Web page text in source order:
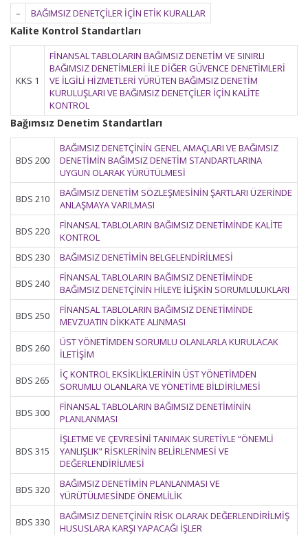
– BAĞIMSIZ DENETÇİLER İÇİN ETİK KURALLAR
Kalite Kontrol Standartları
KKS 1
FİNANSAL TABLOLARIN BAĞIMSIZ DENETİM VE SINIRLI
BAĞIMSIZ DENETİMLERİ İLE DİĞER GÜVENCE DENETİMLERİ
VE İLGİLİ HİZMETLERİ YÜRÜTEN BAĞIMSIZ DENETİM
KURULUŞLARI VE BAĞIMSIZ DENETÇİLER İÇİN KALİTE
KONTROL
Bağımsız Denetim Standartları
BDS 200
BAĞIMSIZ DENETÇİNİN GENEL AMAÇLARI VE BAĞIMSIZ
DENETİMİN BAĞIMSIZ DENETİM STANDARTLARINA
UYGUN OLARAK YÜRÜTÜLMESİ
BDS 210
BAĞIMSIZ DENETİM SÖZLEŞMESİNİN ŞARTLARI ÜZERİNDE
ANLAŞMAYA VARILMASI
BDS 220
FİNANSAL TABLOLARIN BAĞIMSIZ DENETİMİNDE KALİTE
KONTROL
BDS 230
BAĞIMSIZ DENETİMİN BELGELENDİRİLMESİ
BDS 240
FİNANSAL TABLOLARIN BAĞIMSIZ DENETİMİNDE
BAĞIMSIZ DENETÇİNİN HİLEYE İLİŞKİN SORUMLULUKLARI
BDS 250
FİNANSAL TABLOLARIN BAĞIMSIZ DENETİMİNDE
MEVZUATIN DİKKATE ALINMASI
BDS 260
ÜST YÖNETİMDEN SORUMLU OLANLARLA KURULACAK
İLETİŞİM
BDS 265
İÇ KONTROL EKSİKLİKLERİNİN ÜST YÖNETİMDEN
SORUMLU OLANLARA VE YÖNETİME BİLDİRİLMESİ
BDS 300
FİNANSAL TABLOLARIN BAĞIMSIZ DENETİMİNİN
PLANLANMASI
BDS 315
İŞLETME VE ÇEVRESİNİ TANIMAK SURETİYLE “ÖNEMLİ
YANLIŞLIK” RİSKLERİNİN BELİRLENMESİ VE
DEĞERLENDİRİLMESİ
BDS 320
BAĞIMSIZ DENETİMİN PLANLANMASI VE
YÜRÜTÜLMESİNDE ÖNEMLİLİK
BDS 330
BAĞIMSIZ DENETÇİNİN RİSK OLARAK DEĞERLENDİRİLMİŞ
HUSUSLARA KARŞI YAPACAĞI İŞLER